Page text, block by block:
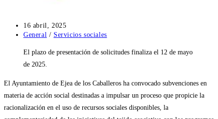
Publicación
de
entrada:
16 abril, 2025
Categoría
la
entrada:
General / Servicios sociales
El plazo de presentación de solicitudes finaliza el 12 de mayo
de 2025.
El Ayuntamiento de Ejea de los Caballeros ha convocado subvenciones en
materia de acción social destinadas a impulsar un proceso que propicie la
racionalización en el uso de recursos sociales disponibles, la